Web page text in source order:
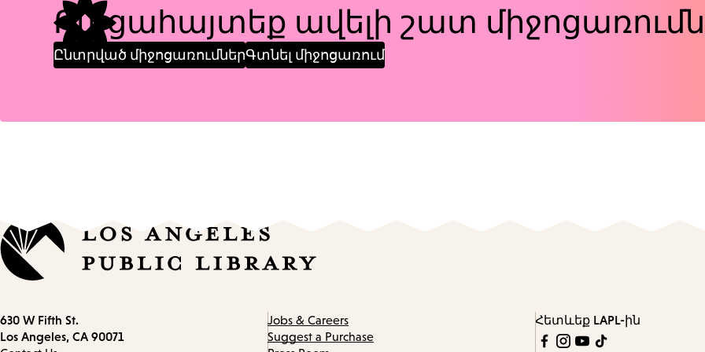
Բացահայտեք ավելի շատ
Ընտրված միջոցառումներԳտնել միջոցառում
Contact
information
630 W Fifth St.
Los Angeles, CA 90071
Jobs & Careers
Suggest a Purchase
Հետևեք LAPL-ին